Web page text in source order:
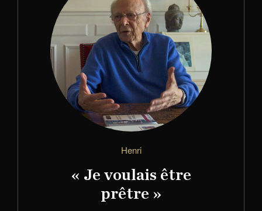
Henri
« Je voulais être
prêtre »